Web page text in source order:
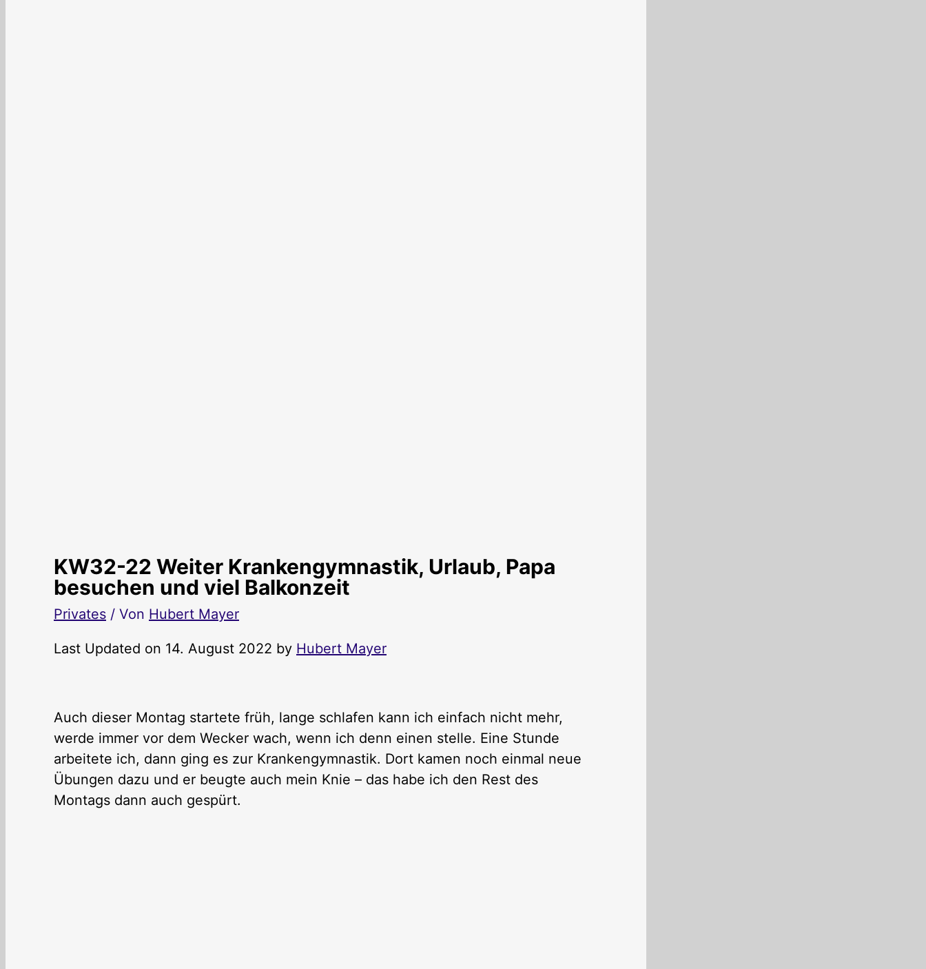
KW32-22 Weiter Krankengymnastik, Urlaub, Papa
besuchen und viel Balkonzeit
Privates / Von Hubert Mayer
Last Updated on 14. August 2022 by Hubert Mayer
Auch dieser Montag startete früh, lange schlafen kann ich einfach nicht mehr,
werde immer vor dem Wecker wach, wenn ich denn einen stelle. Eine Stunde
arbeitete ich, dann ging es zur Krankengymnastik. Dort kamen noch einmal neue
Übungen dazu und er beugte auch mein Knie – das habe ich den Rest des
Montags dann auch gespürt.